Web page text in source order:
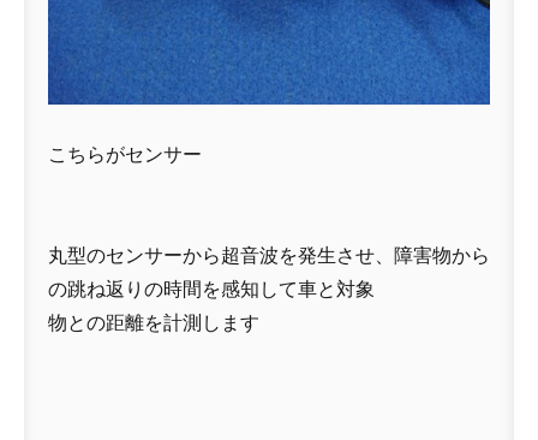
こちらがセンサー
丸型のセンサーから超音波を発生させ、障害物から
の跳ね返りの時間を感知して車と対象
物との距離を計測します